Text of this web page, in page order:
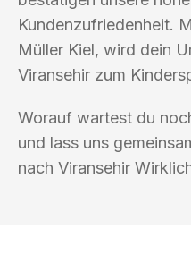
Kundenzufriedenheit.
Müller Kiel, wird dein
Viransehir zum
Worauf wartest du
und lass uns
nach Viransehir